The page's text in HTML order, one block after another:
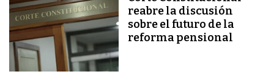
reabre la discusión
sobre el futuro de la
reforma pensional